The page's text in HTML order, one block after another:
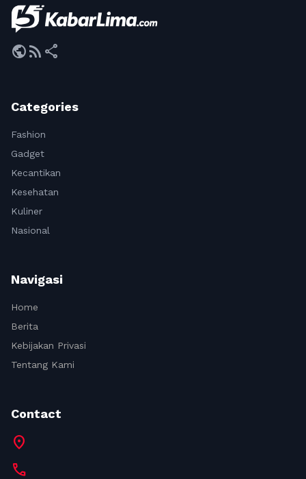
publicrss_feed share
Categories
Fashion
Gadget
Kecantikan
Kesehatan
Kuliner
Nasional
Navigasi
Home
Berita
Kebijakan Privasi
Tentang Kami
Contact
location_on
call